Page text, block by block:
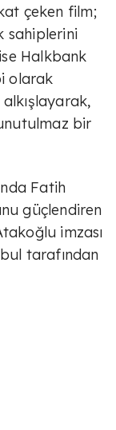
çeken film;
sahiplerini
Halkbank
olarak
bir
Fatih
güçlendiren
imzası
tarafından